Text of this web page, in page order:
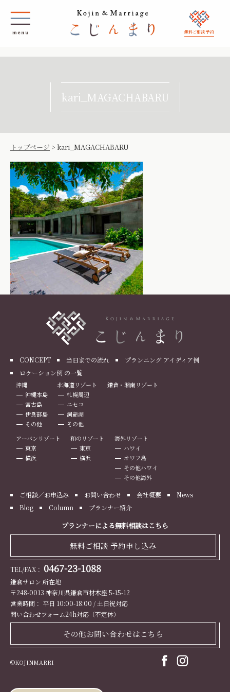
無料ご相談 予約
kari_MAGACHABARU
トップページ > kari_MAGACHABARU
CONCEPT 当日までの流れ
プランニング アイディア例
ロケーション例 の一覧
沖縄
沖縄本島
宮古島
伊良部島
その他
北海道リゾート
札幌周辺
ニセコ
洞爺湖
その他
鎌倉・湘南リゾート
アーバンリゾート
東京
横浜
和のリゾート
東京
横浜
海外リゾート
ハワイ
オワフ島
その他ハワイ
その他海外
ご相談／お申込み お問い合わせ 会社概要
News
Blog
Column プランナー紹介
プランナーによる無料相談はこちら
無料ご相談 予約申し込み
TEL/FAX： 0467-23-1088
鎌倉サロン 所在地
〒248-0013 神奈川県鎌倉市材木座 5-15-12
営業時間： 平日 10:00-18:00 / 土日祝対応
問い合わせフォーム24h対応（不定休）
その他お問い合わせはこちら
©KOJINMARRI